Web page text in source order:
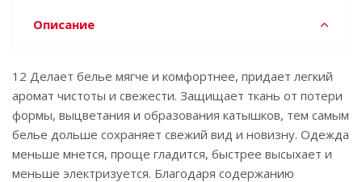
Описание
12 Делает белье мягче и комфортнее, придает легкий
аромат чистоты и свежести. Защищает ткань от потери
формы, выцветания и образования катышков, тем самым
белье дольше сохраняет свежий вид и новизну. Одежда
меньше мнется, проще гладится, быстрее высыхает и
меньше электризуется. Благодаря содержанию